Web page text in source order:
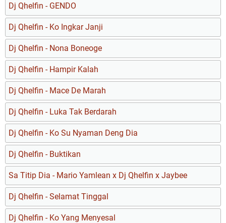
Dj Qhelfin - GENDO
Dj Qhelfin - Ko Ingkar Janji
Dj Qhelfin - Nona Boneoge
Dj Qhelfin - Hampir Kalah
Dj Qhelfin - Mace De Marah
Dj Qhelfin - Luka Tak Berdarah
Dj Qhelfin - Ko Su Nyaman Deng Dia
Dj Qhelfin - Buktikan
Sa Titip Dia - Mario Yamlean x Dj Qhelfin x Jaybee
Dj Qhelfin - Selamat Tinggal
Dj Qhelfin - Ko Yang Menyesal